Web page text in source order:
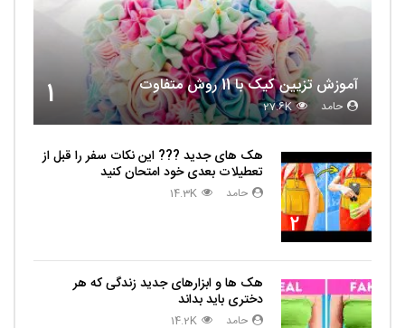
1 آموزش تزیین کیک با 11 روش متفاوت
حامد 27.6K
2
هک های جدید ??️? این نکات سفر را قبل از
تعطیلات بعدی خود امتحان کنید
حامد 14.3K
هک ها و ابزارهای جدید زندگی که هر
دختری باید بداند
حامد 14.2K